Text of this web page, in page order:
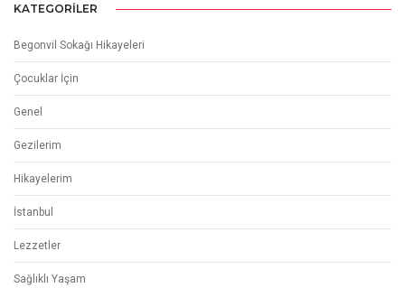
KATEGORILER
Begonvil Sokağı Hikayeleri
Çocuklar İçin
Genel
Gezilerim
Hikayelerim
İstanbul
Lezzetler
Sağlıklı Yaşam